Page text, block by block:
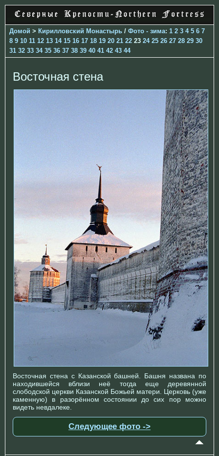
Домой > Кирилловский Монастырь / Фото - зима: 1 2 3 4 5 6 7
8 9 10 11 12 13 14 15 16 17 18 19 20 21 22 23 24 25 26 27 28 29 30
31 32 33 34 35 36 37 38 39 40 41 42 43 44
Восточная стена
Восточная стена с Казанской башней. Башня названа по
находившейся вблизи неё тогда еще деревянной
слободской церкви Казанской Божьей матери. Церковь (уже
каменную) в разорённом состоянии до сих пор можно
видеть невдалеке.
Следующее фото ->